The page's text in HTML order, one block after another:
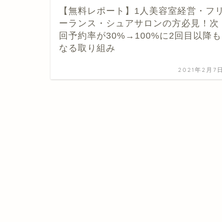
【無料レポート】1人美容室経営・フ
ーランス・シュアサロンの方必見！次
回予約率が30%→100%に2回目以降も
なる取り組み
2021年2月7